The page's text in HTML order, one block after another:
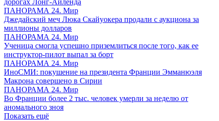
дорогах Лонг-Айленда
ПАНОРАМА 24. Мир
Джедайский меч Люка Скайуокера продали с аукциона за
миллионы долларов
ПАНОРАМА 24. Мир
Ученица смогла успешно приземлиться после того, как ее
инструктор-пилот выпал за борт
ПАНОРАМА 24. Мир
ИноСМИ: покушение на президента Франции Эмманюэля
Макрона совершено в Сирии
ПАНОРАМА 24. Мир
Во Франции более 2 тыс. человек умерли за неделю от
аномального зноя
Показать ещё